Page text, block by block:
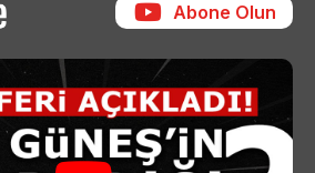
Abone Olun